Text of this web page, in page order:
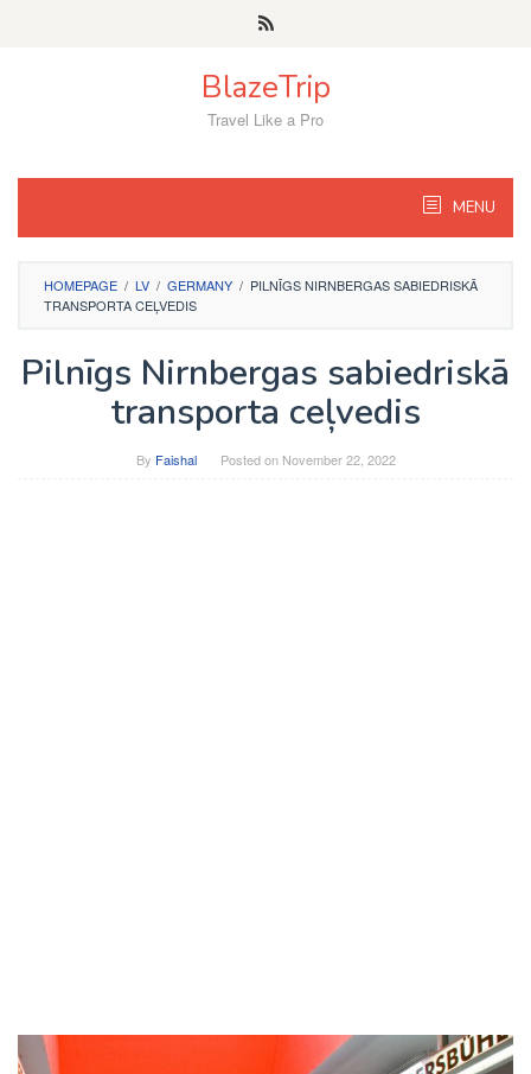
BlazeTrip
Travel Like a Pro
MENU
HOMEPAGE / LV / GERMANY / PILNĪGS NIRNBERGAS SABIEDRISKĀ
TRANSPORTA CEĻVEDIS
Pilnīgs Nirnbergas sabiedriskā
transporta ceļvedis
By Faishal Posted on November 22, 2022